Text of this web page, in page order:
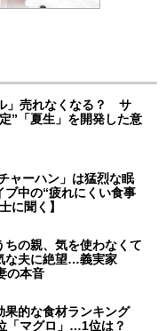
」売れなくなる？ サ
”「夏生」を開発した意
ャーハン」は猛烈な眠
中の“疲れにくい食事
に聞く】
ちの親、気を使わなくて
夫に絶望…義実家
の本音
果的な食材ランキング
「マグロ」…1位は？